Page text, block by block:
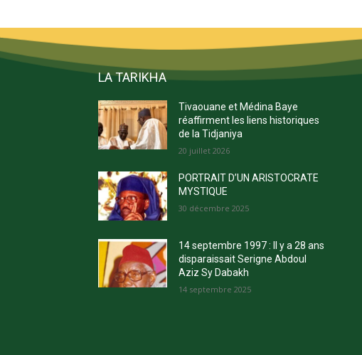
LA TARIKHA
Tivaouane et Médina Baye
réaffirment les liens historiques
de la Tidjaniya
20 juillet 2026
PORTRAIT D’UN ARISTOCRATE
MYSTIQUE
30 décembre 2025
14 septembre 1997 : Il y a 28 ans
disparaissait Serigne Abdoul
Aziz Sy Dabakh
14 septembre 2025